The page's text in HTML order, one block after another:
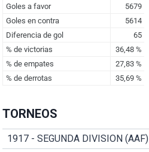
TORNEOS
1917 - SEGUNDA DIVISION (AAF)